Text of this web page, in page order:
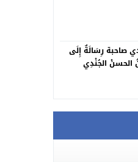
إلى الأستاذة حليمة الجندي صاحبة رِسَالَةٌ إِلَى
الحسنْ الجُنْدِي